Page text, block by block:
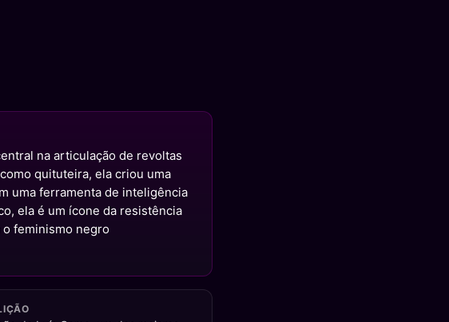
na articulação de revoltas
quituteira, ela criou uma
uma ferramenta de inteligência
ela é um ícone da resistência
o feminismo negro